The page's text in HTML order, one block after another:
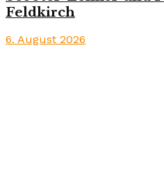
Feldkirch
6. August 2026